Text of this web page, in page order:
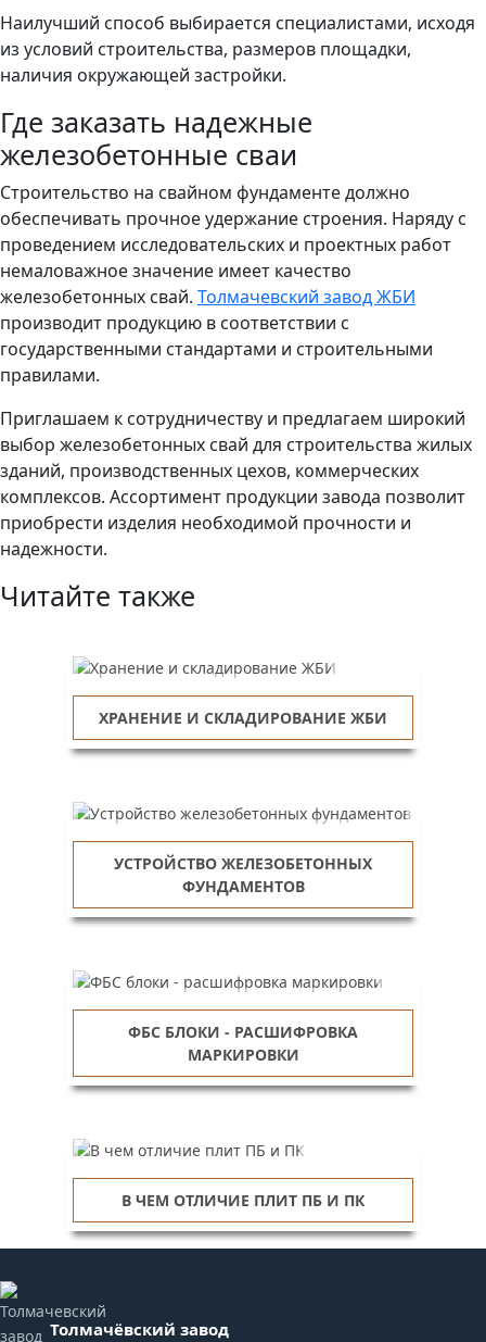
Наилучший способ выбирается специалистами, исходя
из условий строительства, размеров площадки,
наличия окружающей застройки.
Где заказать надежные
железобетонные сваи
Строительство на свайном фундаменте должно
обеспечивать прочное удержание строения. Наряду с
проведением исследовательских и проектных работ
немаловажное значение имеет качество
железобетонных свай. Толмачевский завод ЖБИ
производит продукцию в соответствии с
государственными стандартами и строительными
правилами.
Приглашаем к сотрудничеству и предлагаем широкий
выбор железобетонных свай для строительства жилых
зданий, производственных цехов, коммерческих
комплексов. Ассортимент продукции завода позволит
приобрести изделия необходимой прочности и
надежности.
Читайте также
ХРАНЕНИЕ И СКЛАДИРОВАНИЕ ЖБИ
УСТРОЙСТВО ЖЕЛЕЗОБЕТОННЫХ
ФУНДАМЕНТОВ
ФБС БЛОКИ - РАСШИФРОВКА
МАРКИРОВКИ
В ЧЕМ ОТЛИЧИЕ ПЛИТ ПБ И ПК
Толмачёвский завод